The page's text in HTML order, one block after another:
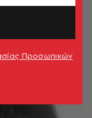
Προσωπικών